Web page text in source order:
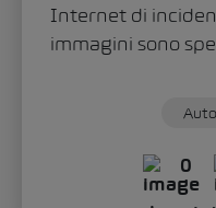
Internet di
immagini sono
0